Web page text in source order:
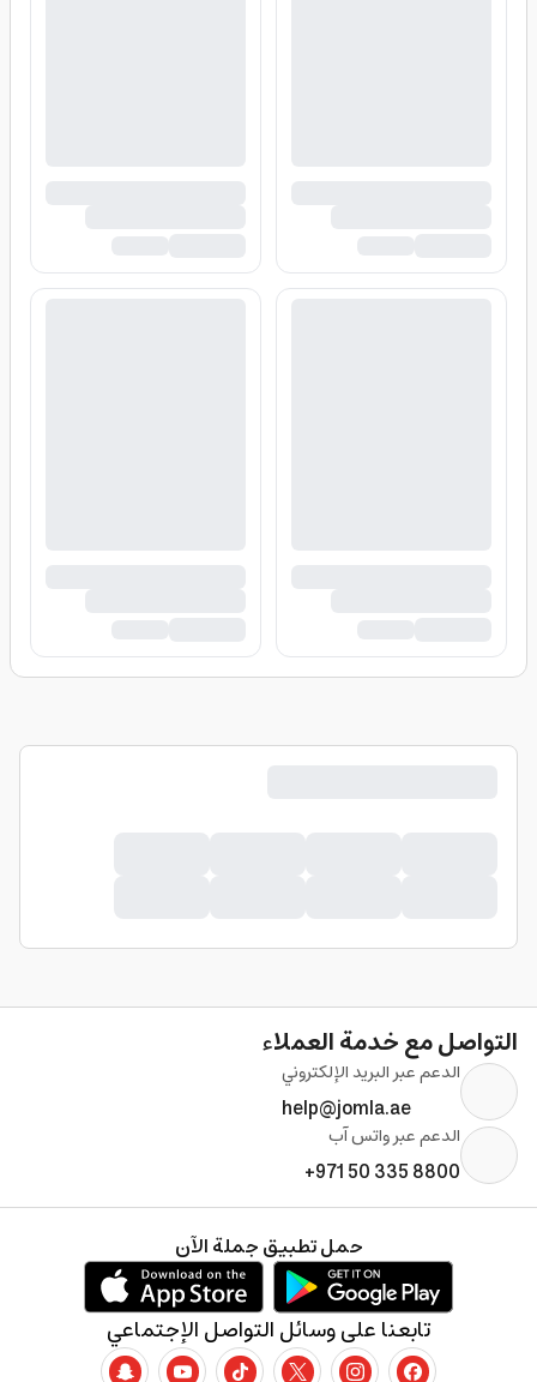
التواصل مع خدمة العملاء
الدعم عبر البريد الإلكتروني
help@jomla.ae
الدعم عبر واتس آب
+971 50 335 8800
تابعنا على وسائل التواصل الإجتماعي
حمل تطبيق جملة الآن